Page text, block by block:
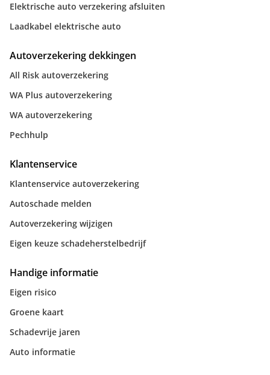
Elektrische auto verzekering afsluiten
Laadkabel elektrische auto
Autoverzekering dekkingen
All Risk autoverzekering
WA Plus autoverzekering
WA autoverzekering
Pechhulp
Klantenservice
Klantenservice autoverzekering
Autoschade melden
Autoverzekering wijzigen
Eigen keuze schadeherstelbedrijf
Handige informatie
Eigen risico
Groene kaart
Schadevrije jaren
Auto informatie